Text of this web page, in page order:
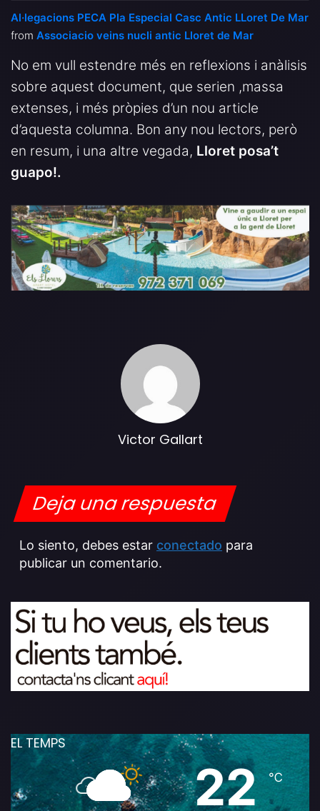
Al·legacions PECA Pla Especial Casc Antic LLoret De Mar
from Associacio veins nucli antic Lloret de Mar
No em vull estendre més en reflexions i anàlisis
sobre aquest document, que serien ,massa
extenses, i més pròpies d’un nou article
d’aquesta columna. Bon any nou lectors, però
en resum, i una altre vegada, Lloret posa’t
guapo!.
Victor Gallart
Deja una respuesta
Lo siento, debes estar conectado para
publicar un comentario.
EL TEMPS
22℃